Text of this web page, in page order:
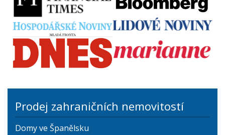
Prodej zahraničních nemovitostí
Domy ve Španělsku